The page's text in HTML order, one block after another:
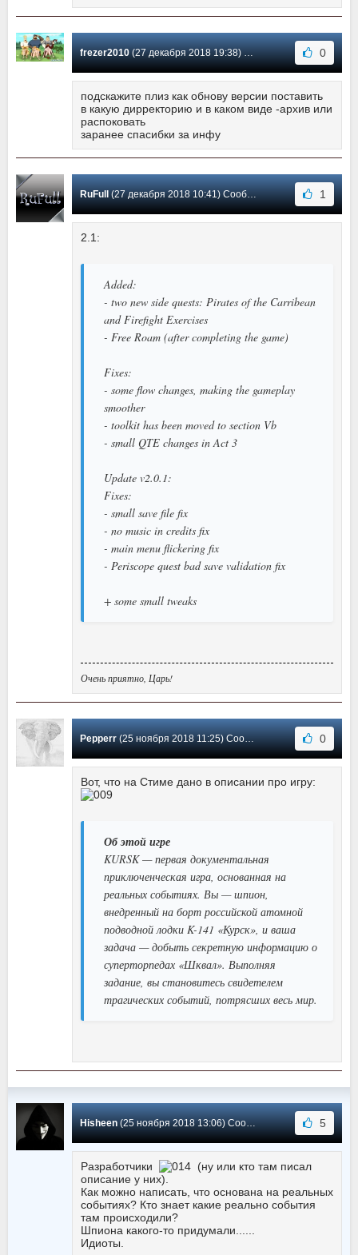
frezer2010(27 декабря 2018 19:38) Сообщение #11 0
подскажите плиз как обнову версии поставить
в какую дирректорию и в каком виде -архив или
распоковать
заранее спасибки за инфу
RuFull(27 декабря 2018 10:41) Сообщение #10 1
2.1:
Added:
- two new side quests: Pirates of the Carribean
and Firefight Exercises
- Free Roam (after completing the game)
Fixes:
- some flow changes, making the gameplay
smoother
- toolkit has been moved to section Vb
- small QTE changes in Act 3
Update v2.0.1:
Fixes:
- small save file fix
- no music in credits fix
- main menu flickering fix
- Periscope quest bad save validation fix
+ some small tweaks
Очень приятно, Царь!
Pepperr(25 ноября 2018 11:25) Сообщение #9 0
Вот, что на Стиме дано в описании про игру:
Об этой игре
KURSK — первая документальная
приключенческая игра, основанная на
реальных событиях. Вы — шпион,
внедренный на борт российской атомной
подводной лодки K-141 «Курск», и ваша
задача — добыть секретную информацию о
суперторпедах «Шквал». Выполняя
задание, вы становитесь свидетелем
трагических событий, потрясших весь мир.
Hisheen(25 ноября 2018 13:06) Сообщение #8 5
Разработчики
(ну или кто там писал
описание у них).
Как можно написать, что основана на реальных
событиях? Кто знает какие реально события
там происходили?
Шпиона какого-то придумали......
Идиоты.